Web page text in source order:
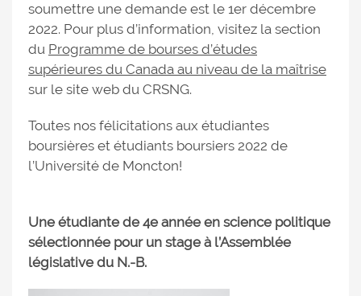
soumettre une demande est le 1er décembre
2022. Pour plus d’information, visitez la section
du Programme de bourses d’études
supérieures du Canada au niveau de la maîtrise
sur le site web du CRSNG.
Toutes nos félicitations aux étudiantes
boursières et étudiants boursiers 2022 de
l’Université de Moncton!
Une étudiante de 4e année en science politique
sélectionnée pour un stage à l’Assemblée
législative du N.-B.